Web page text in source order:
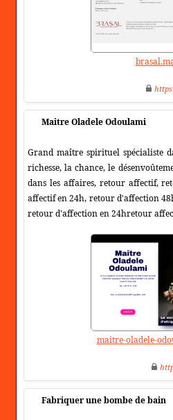
https
Maitre Oladele Odoulami
Grand maître spirituel spécialiste
richesse, la chance, le
dans les affaires, retour affectif,
affectif en 24h, retour d'affection
retour d'affection en 24hretour
maitre-oladele-
Fabriquer une bombe de bain